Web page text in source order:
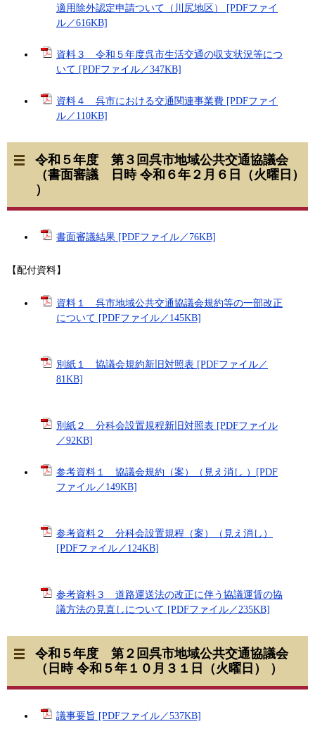
適用除外認定申請ついて（川尻地区） [PDFファイ
ル／616KB]
資料３ 令和５年度呉市生活交通の収支状況等につ
いて [PDFファイル／347KB]
資料４ 呉市における交通関連事業費 [PDFファイ
ル／110KB]
令和５年度 第３回呉市地域公共交通協議会
（書面審議 日時 令和６年２月６日（火曜日）
）
書面審議結果 [PDFファイル／76KB]
【配付資料】
資料１ 呉市地域公共交通協議会規約等の一部改正
について [PDFファイル／145KB]
別紙１ 協議会規約新旧対照表 [PDFファイル／
81KB]
別紙２ 分科会設置規程新旧対照表 [PDFファイル
／92KB]
参考資料１ 協議会規約（案）（見え消し ）[PDF
ファイル／149KB]
参考資料２ 分科会設置規程（案）（見え消し）
[PDFファイル／124KB]
参考資料３ 道路運送法の改正に伴う協議運賃の協
議方法の見直しについて [PDFファイル／235KB]
令和５年度 第２回呉市地域公共交通協議会
（日時 令和５年１０月３１日（火曜日） ）
議事要旨 [PDFファイル／537KB]